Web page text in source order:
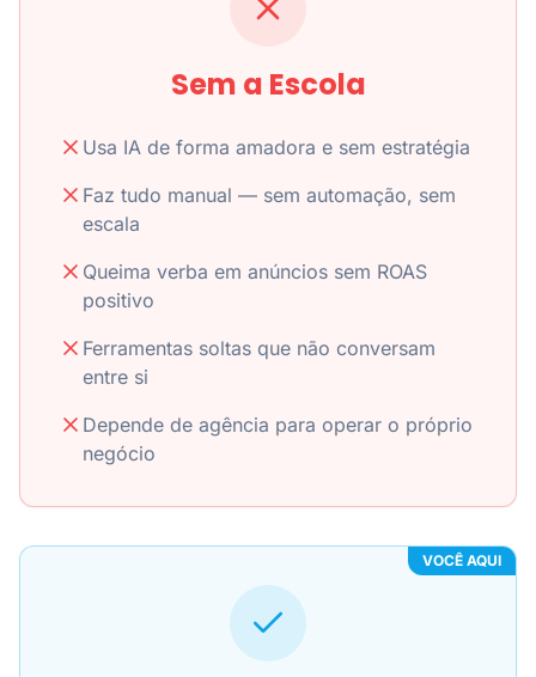
Sem a Escola
Usa IA de forma amadora e sem estratégia
Faz tudo manual — sem automação, sem
escala
Queima verba em anúncios sem ROAS
positivo
Ferramentas soltas que não conversam
entre si
Depende de agência para operar o próprio
negócio
VOCÊ AQUI